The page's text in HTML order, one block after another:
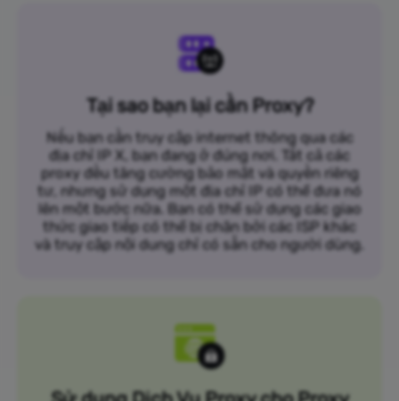
Tại sao bạn lại cần Proxy?
Nếu bạn cần truy cập internet thông qua các
địa chỉ IP X, bạn đang ở đúng nơi. Tất cả các
proxy đều tăng cường bảo mật và quyền riêng
tư, nhưng sử dụng một địa chỉ IP có thể đưa nó
lên một bước nữa. Bạn có thể sử dụng các giao
thức giao tiếp có thể bị chặn bởi các ISP khác
và truy cập nội dung chỉ có sẵn cho người dùng.